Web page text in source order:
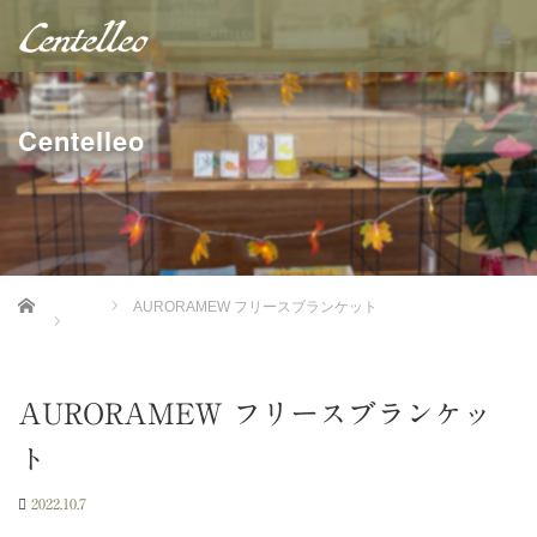
Centelleo
Home AURORAMEW フリースブランケット
AURORAMEW フリースブランケッ
ト
2022.10.7